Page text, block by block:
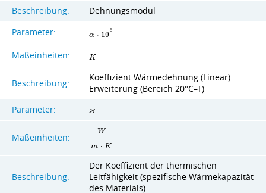
Beschreibung: Dehnungsmodul
Parameter: α ⋅ 10
6
Maßeinheiten: K−1
Beschreibung:
Koeffizient Wärmedehnung (Linear)
Erweiterung (Bereich 20°C–T)
Parameter:
ϰ
Maßeinheiten:
W
m ⋅ K
Beschreibung:
Der Koeffizient der thermischen
Leitfähigkeit (spezifische Wärmekapazität
des Materials)